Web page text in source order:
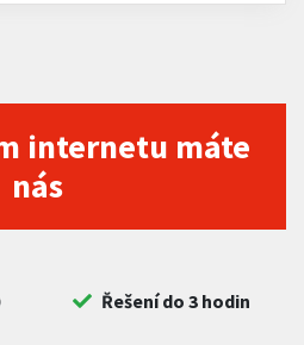
internetu máte
nás
Řešení do 3 hodin